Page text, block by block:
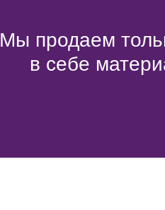
Мы продаем
в себе